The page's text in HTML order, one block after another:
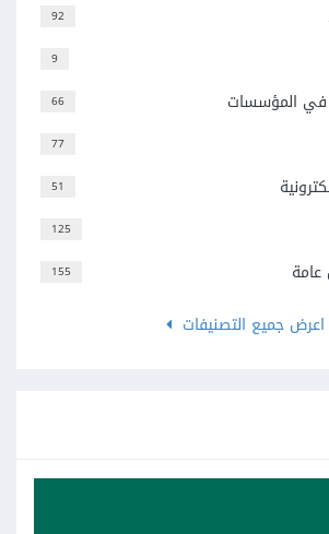
92
9
66 في المؤسسات
77
51
125
155
عامة
اعرض جميع التصنيفات